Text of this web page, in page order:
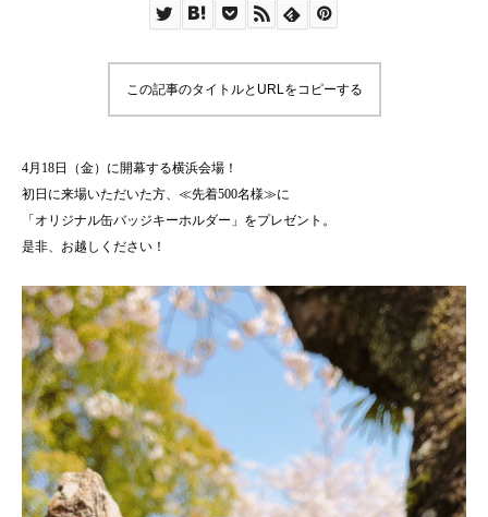
この記事のタイトルとURLをコピーする
4月18日（金）に開幕する横浜会場！
初日に来場いただいた方、≪先着500名様≫に
「オリジナル缶バッジキーホルダー」をプレゼント。
是非、お越しください！